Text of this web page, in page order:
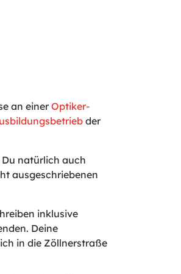
an einerOptiker-
der
natürlich auch
ausgeschriebenen
inklusive
Deine
in die Zöllnerstraße